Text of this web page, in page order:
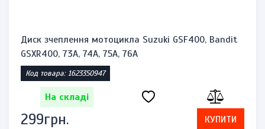
Диск зчеплення мотоцикла Suzuki GSF400, Bandit
GSXR400, 73A, 74A, 75A, 76A
Код товара: 1623350947
На складі
299грн. КУПИТИ